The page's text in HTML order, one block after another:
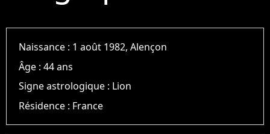
Naissance : 1 août 1982, Alençon
Âge :44 ans
Signe astrologique : Lion
Résidence : France